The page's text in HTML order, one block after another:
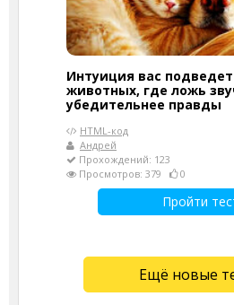
Интуиция вас
животных, где ложь
убедительнее правды
HTML-код
Андрей
Прохождений: 123
Просмотров: 379
0
Пройти
Ещё новые